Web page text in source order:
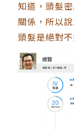
知道，頭髮
關係，所以
頭髮是絕對不